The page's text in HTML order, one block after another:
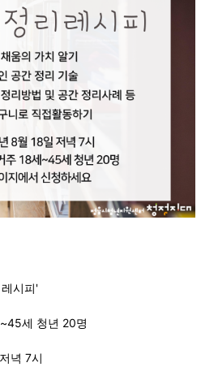
시피'
세 청년 20명
녁 7시